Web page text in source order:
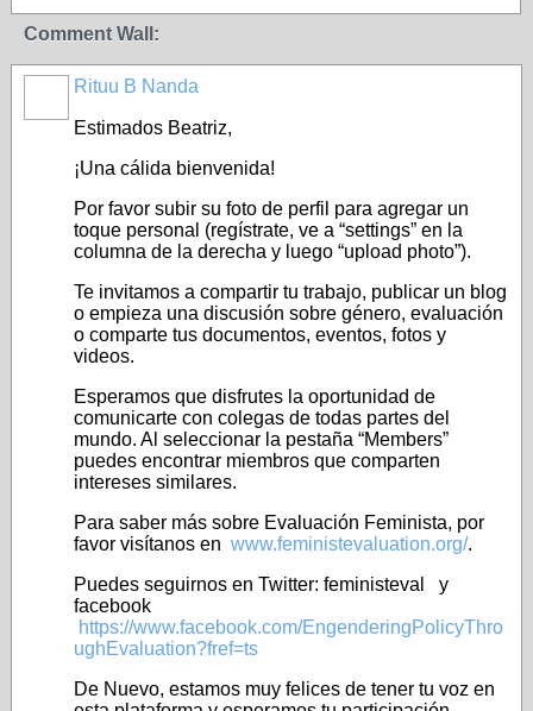
Comment Wall:
Rituu B Nanda
Estimados Beatriz,
¡Una cálida bienvenida!
Por favor subir su foto de perfil para agregar un
toque personal (regístrate, ve a “settings” en la
columna de la derecha y luego “upload photo”).
Te invitamos a compartir tu trabajo, publicar un blog
o empieza una discusión sobre género, evaluación
o comparte tus documentos, eventos, fotos y
videos.
Esperamos que disfrutes la oportunidad de
comunicarte con colegas de todas partes del
mundo. Al seleccionar la pestaña “Members”
puedes encontrar miembros que comparten
intereses similares.
Para saber más sobre Evaluación Feminista, por
favor visítanos en www.feministevaluation.org/.
Puedes seguirnos en Twitter: feministeval y
facebook
https://www.facebook.com/EngenderingPolicyThro
ughEvaluation?fref=ts
De Nuevo, estamos muy felices de tener tu voz en